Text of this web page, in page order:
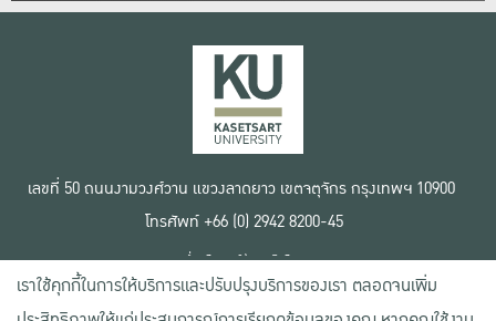
เลขที่ 50 ถนนงามวงศ์วาน แขวงลาดยาว เขตจตุจักร กรุงเทพฯ 10900
โทรศัพท์ +66 (0) 2942 8200-45
เงื่อนไขการใช้งานเว็บไซต์
ข้อตกลงด้านสิทธิ์ใช้งาน
นโยบายความเป็นส่วนตัว
เราใช้คุกกี้ในการให้บริการและปรับปรุงบริการของเรา ตลอดจนเพิ่ม